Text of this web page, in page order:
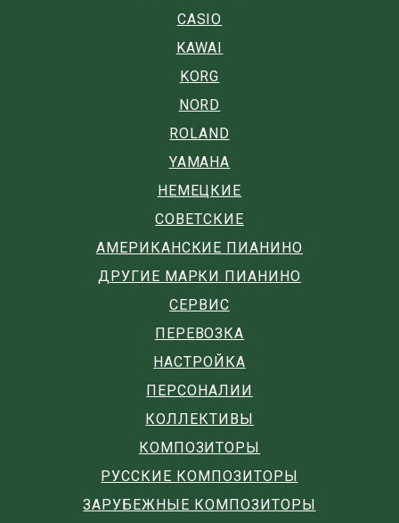
CASIO
KAWAI
KORG
NORD
ROLAND
YAMAHA
НЕМЕЦКИЕ
СОВЕТСКИЕ
АМЕРИКАНСКИЕ ПИАНИНО
ДРУГИЕ МАРКИ ПИАНИНО
СЕРВИС
ПЕРЕВОЗКА
НАСТРОЙКА
ПЕРСОНАЛИИ
КОЛЛЕКТИВЫ
КОМПОЗИТОРЫ
РУССКИЕ КОМПОЗИТОРЫ
ЗАРУБЕЖНЫЕ КОМПОЗИТОРЫ